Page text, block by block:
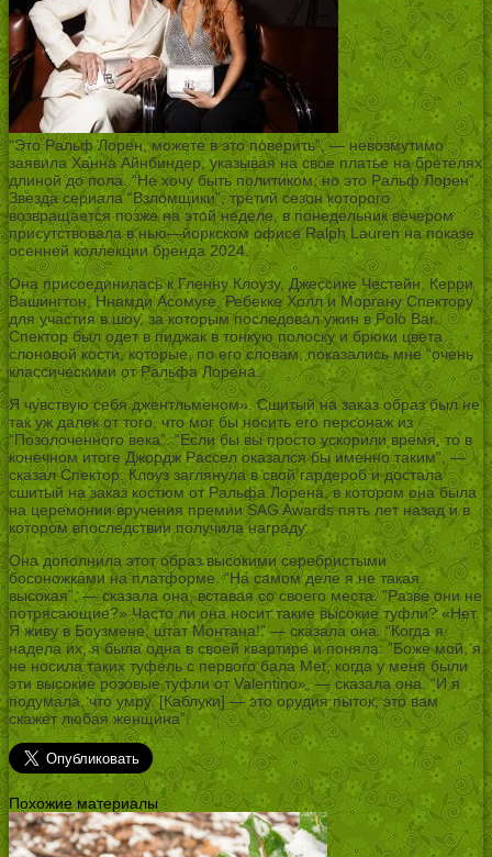
“Это Ральф Лорен, можете в это поверить”, — невозмутимо
заявила Ханна Айнбиндер, указывая на свое платье на бретелях
длиной до пола. “Не хочу быть политиком, но это Ральф Лорен”.
Звезда сериала “Взломщики”, третий сезон которого
возвращается позже на этой неделе, в понедельник вечером
присутствовала в нью—йоркском офисе Ralph Lauren на показе
осенней коллекции бренда 2024.
Она присоединилась к Гленну Клоузу, Джессике Честейн, Керри
Вашингтон, Ннамди Асомуге, Ребекке Холл и Моргану Спектору
для участия в шоу, за которым последовал ужин в Polo Bar.
Спектор был одет в пиджак в тонкую полоску и брюки цвета
слоновой кости, которые, по его словам, показались мне “очень
классическими от Ральфа Лорена.
Я чувствую себя джентльменом». Сшитый на заказ образ был не
так уж далек от того, что мог бы носить его персонаж из
“Позолоченного века”. “Если бы вы просто ускорили время, то в
конечном итоге Джордж Рассел оказался бы именно таким”, —
сказал Спектор. Клоуз заглянула в свой гардероб и достала
сшитый на заказ костюм от Ральфа Лорена, в котором она была
на церемонии вручения премии SAG Awards пять лет назад и в
котором впоследствии получила награду.
Она дополнила этот образ высокими серебристыми
босоножками на платформе. “На самом деле я не такая
высокая”, — сказала она, вставая со своего места. ”Разве они не
потрясающие?» Часто ли она носит такие высокие туфли? «Нет.
Я живу в Боузмене, штат Монтана!” — сказала она. “Когда я
надела их, я была одна в своей квартире и поняла: ”Боже мой, я
не носила таких туфель с первого бала Met, когда у меня были
эти высокие розовые туфли от Valentino», — сказала она. “И я
подумала, что умру. [Каблуки] — это орудия пыток, это вам
скажет любая женщина”.
Похожие материалы